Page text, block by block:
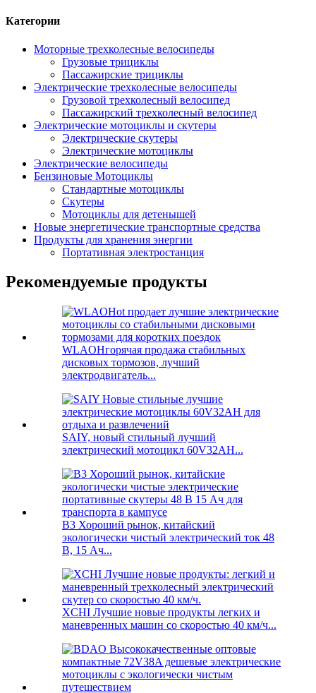
Категории
Моторные трехколесные велосипеды
Грузовые трициклы
Пассажирские трициклы
Электрические трехколесные велосипеды
Грузовой трехколесный велосипед
Пассажирский трехколесный велосипед
Электрические мотоциклы и скутеры
Электрические скутеры
Электрические мотоциклы
Электрические велосипеды
Бензиновые Мотоциклы
Стандартные мотоциклы
Скутеры
Мотоциклы для детенышей
Новые энергетические транспортные средства
Продукты для хранения энергии
Портативная электростанция
Рекомендуемые продукты
WLAOHгорячая продажа стабильных
дисковых тормозов, лучший
электродвигатель...
SAIY, новый стильный лучший
электрический мотоцикл 60V32AH...
B3 Хороший рынок, китайский
экологически чистый электрический ток 48
В, 15 Ач...
XCHI Лучшие новые продукты легких и
маневренных машин со скоростью 40 км/ч...